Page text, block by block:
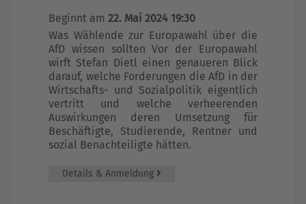
Beginnt am 22. Mai 2024 19:30
Was Wählende zur Europawahl über die
AfD wissen sollten Vor der Europawahl
wirft Stefan Dietl einen genaueren Blick
darauf, welche Forderungen die AfD in der
Wirtschafts- und Sozialpolitik eigentlich
vertritt und welche verheerenden
Auswirkungen deren Umsetzung für
Beschäftigte, Studierende, Rentner und
sozial Benachteiligte hätten.
Details & Anmeldung